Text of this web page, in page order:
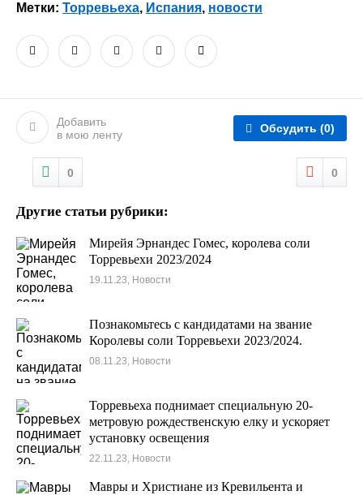
Метки: Торревьеха, Испания, новости
Добавить
в мою ленту
Обсудить (0)
0 0
Другие статьи рубрики:
Мирейя Эрнандес Гомес, королева соли
Торревьехи 2023/2024
19.11.23, Новости
Познакомьтесь с кандидатами на звание
Королевы соли Торревьехи 2023/2024.
08.11.23, Новости
Торревьеха поднимает специальную 20-
метровую рождественскую елку и ускоряет
установку освещения
22.11.23, Новости
Мавры и Христиане из Кревильента и